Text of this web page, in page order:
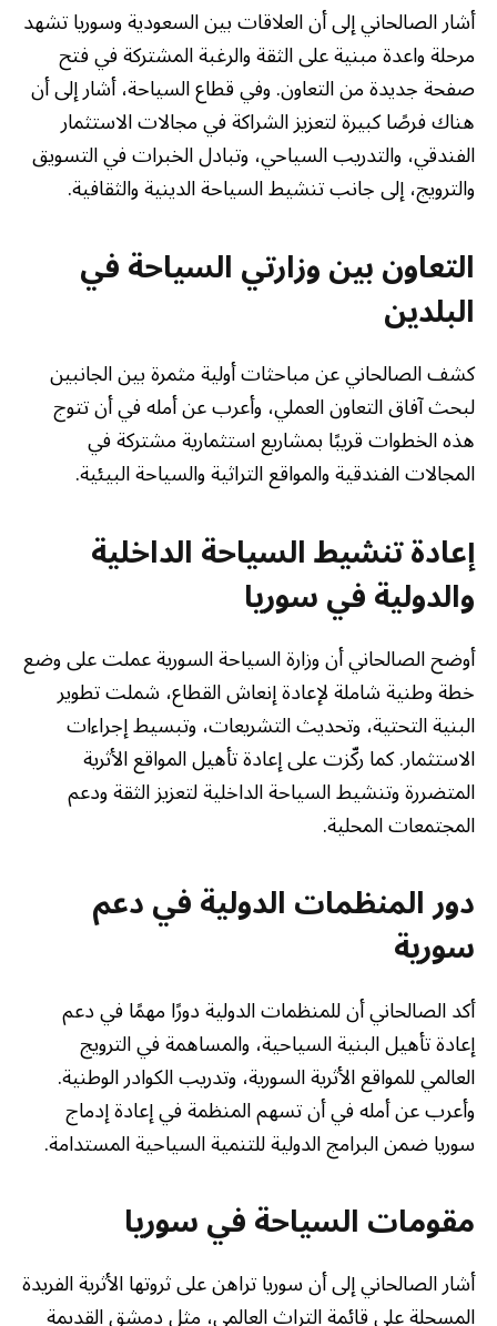
أشار الصالحاني إلى أن العلاقات بين السعودية وسوريا تشهد
مرحلة واعدة مبنية على الثقة والرغبة المشتركة في فتح
صفحة جديدة من التعاون. وفي قطاع السياحة، أشار إلى أن
هناك فرصًا كبيرة لتعزيز الشراكة في مجالات الاستثمار
الفندقي، والتدريب السياحي، وتبادل الخبرات في التسويق
والترويج، إلى جانب تنشيط السياحة الدينية والثقافية.
التعاون بين وزارتي السياحة في
البلدين
كشف الصالحاني عن مباحثات أولية مثمرة بين الجانبين
لبحث آفاق التعاون العملي، وأعرب عن أمله في أن تتوج
هذه الخطوات قريبًا بمشاريع استثمارية مشتركة في
المجالات الفندقية والمواقع التراثية والسياحة البيئية.
إعادة تنشيط السياحة الداخلية
والدولية في سوريا
أوضح الصالحاني أن وزارة السياحة السورية عملت على وضع
خطة وطنية شاملة لإعادة إنعاش القطاع، شملت تطوير
البنية التحتية، وتحديث التشريعات، وتبسيط إجراءات
الاستثمار. كما ركّزت على إعادة تأهيل المواقع الأثرية
المتضررة وتنشيط السياحة الداخلية لتعزيز الثقة ودعم
المجتمعات المحلية.
دور المنظمات الدولية في دعم
سورية
أكد الصالحاني أن للمنظمات الدولية دورًا مهمًا في دعم
إعادة تأهيل البنية السياحية، والمساهمة في الترويج
العالمي للمواقع الأثرية السورية، وتدريب الكوادر الوطنية.
وأعرب عن أمله في أن تسهم المنظمة في إعادة إدماج
سوريا ضمن البرامج الدولية للتنمية السياحية المستدامة.
مقومات السياحة في سوريا
أشار الصالحاني إلى أن سوريا تراهن على ثروتها الأثرية الفريدة
المسجلة على قائمة التراث العالمي، مثل دمشق القديمة